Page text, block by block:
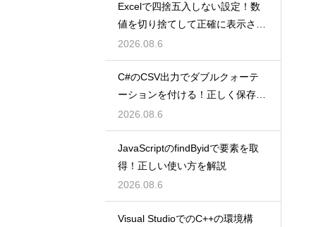
Excelで四捨五入しない設定！数
値を切り捨てして正確に表示させ
るコツ
2026.08.6
C#のCSV出力でダブルクォーテ
ーションを付ける！正しく保存す
るコツ
2026.08.6
JavaScriptのfindByidで要素を取
得！正しい使い方を解説
2026.08.6
Visual StudioでのC++の環境構